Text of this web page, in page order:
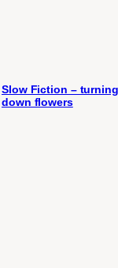
Slow Fiction – turning
down flowers